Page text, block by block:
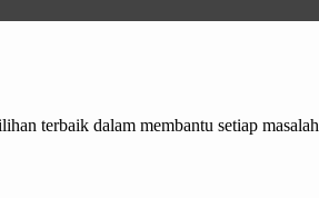
terbaik dalam membantu setiap